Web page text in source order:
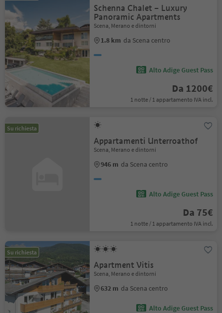
Schenna Chalet – Luxury
Panoramic Apartments
Scena, Merano e dintorni
1.8 km da Scena centro
Alto Adige Guest Pass
Da 1200€
1 notte / 1 appartamento IVA incl.
Su richiesta
Appartamenti Unterroathof
Scena, Merano e dintorni
946 m da Scena centro
Alto Adige Guest Pass
Da 75€
1 notte / 1 appartamento IVA incl.
Su richiesta
Apartment Vitis
Scena, Merano e dintorni
632 m da Scena centro
Alto Adige Guest Pass